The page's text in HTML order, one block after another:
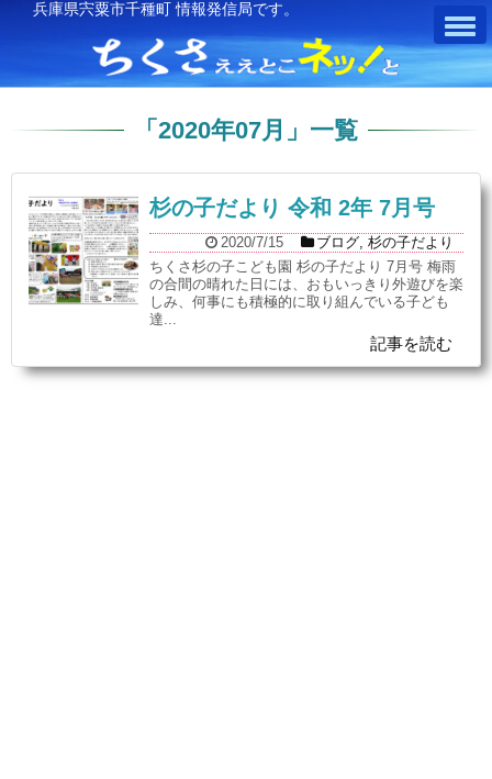
兵庫県宍粟市千種町 情報発信局です。
「 2020年07月 」 一覧
杉の子だより 令和 2年 7月号
2020/7/15 ブログ, 杉の子だより
ちくさ杉の子こども園 杉の子だより 7月号 梅雨
の合間の晴れた日には、おもいっきり外遊びを楽
しみ、何事にも積極的に取り組んでいる子ども
達...
記事を読む